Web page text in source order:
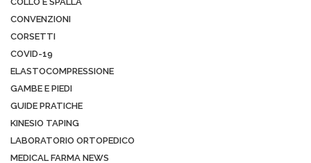
CONVENZIONI
CORSETTI
COVID-19
ELASTOCOMPRESSIONE
GAMBE E PIEDI
GUIDE PRATICHE
KINESIO TAPING
LABORATORIO ORTOPEDICO
MEDICAL FARMA NEWS